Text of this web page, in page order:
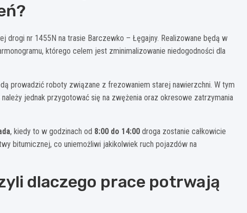
drogi nr 1455N na trasie Barczewko – Łęgajny. Realizowane będą w
którego celem jest zminimalizowanie niedogodności dla
prowadzić roboty związane z frezowaniem starej nawierzchni. W tym
jednak przygotować się na zwężenia oraz okresowe zatrzymania
, kiedy to w godzinach od 8:00 do 14:00 droga zostanie całkowicie
bitumicznej, co uniemożliwi jakikolwiek ruch pojazdów na
dlaczego prace potrwają